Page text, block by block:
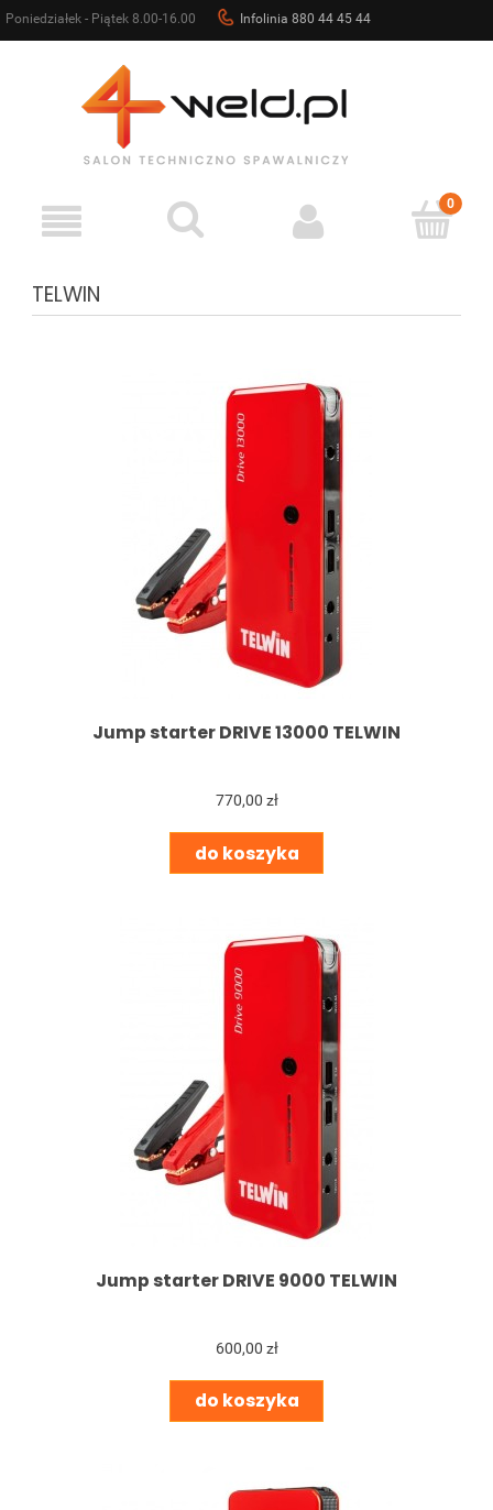
Poniedziałek - Piątek 8.00-16.00 Infolinia 880 44 45 44
TELWIN
Jump starter DRIVE 13000 TELWIN
770,00 zł
do koszyka
Jump starter DRIVE 9000 TELWIN
600,00 zł
do koszyka